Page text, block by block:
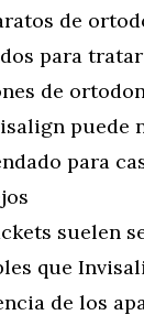
de
para
de
puede
para
suelen
que
de los